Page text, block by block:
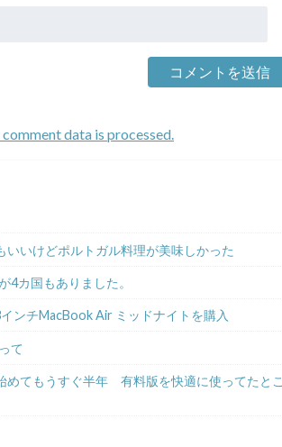
data is processed.
いいけどポルトガル料理が美味しかった
4カ国もありました。
ンチMacBook Air ミッドナイトを購入
て
めてもうすぐ半年 有料版を快適に使ってたとこ